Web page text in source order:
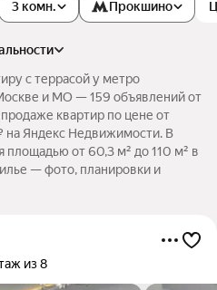
3 комн. Прокшино
с террасой у метро
и МО — 159 объявлений от
квартир по цене от
Яндекс Недвижимости. В
от 60,3 м² до 110 м² в
— фото, планировки и
из 8